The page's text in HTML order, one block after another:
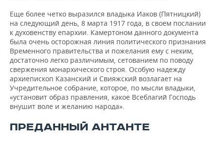
Еще более четко выразился владыка Иаков (Пятницкий)
на следующий день, 8 марта 1917 года, в своем послании
к духовенству епархии. Камертоном данного документа
была очень осторожная линия политического признания
Временного правительства и пожелания ему с неким,
достаточно легко различимым, сетованием по поводу
свержения монархического строя. Особую надежду
архиепископ Казанский и Свияжский возлагает на
Учредительное собрание, которое, по мысли владыки,
«установит образ правления, какое Всеблагий Господь
внушит воле и желанию народа».
ПРЕДАННЫЙ АНТАНТЕ